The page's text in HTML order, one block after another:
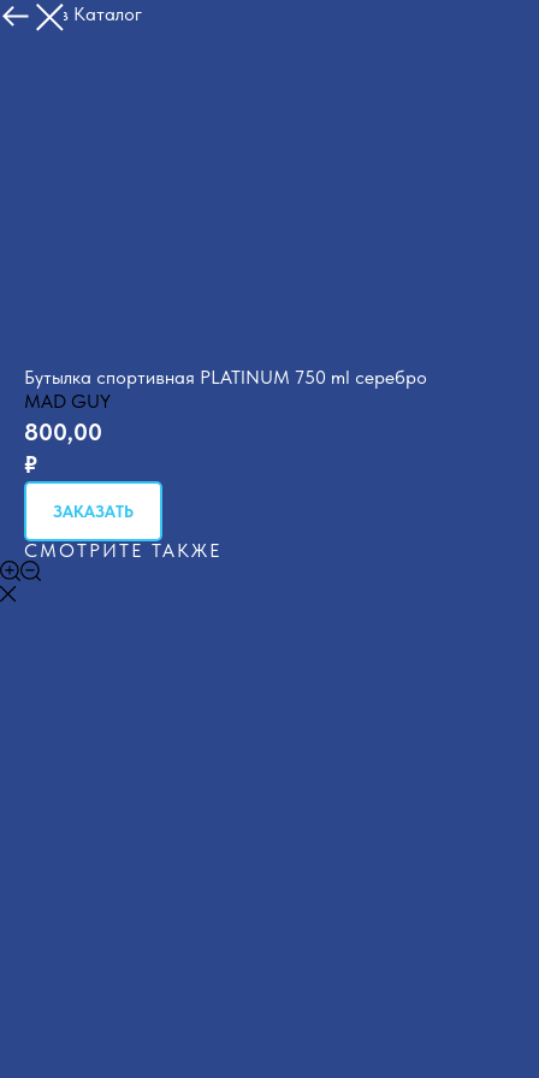
Назад в Каталог
Бутылка спортивная PLATINUM 750 ml серебро
MAD GUY
800,00
₽
ЗАКАЗАТЬ
СМОТРИТЕ ТАКЖЕ